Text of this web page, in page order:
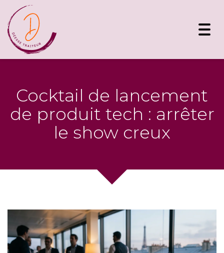
Cocktail de lancement
de produit tech : arrêter
le show creux